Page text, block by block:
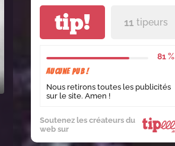
tip! 11 tipeurs
81 %
Aucune pub !
Nous retirons toutes les publicités
sur le site. Amen !
Soutenez les créateurs du
web sur